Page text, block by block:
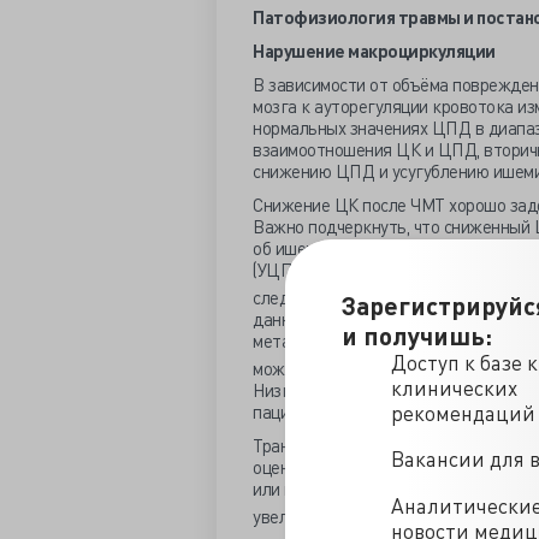
и получишь:
Доступ к базе
клинических
рекомендаций
Вакансии для
новости
Патофизиология травмы и
Нарушение макроциркуляции
В зависимости от объёма
мозга к ауторегуляции кровотока
нормальных значениях ЦПД в
взаимоотношения ЦК и ЦПД,
снижению ЦПД и усугублению
Снижение ЦК после ЧМТ хорошо
Важно подчеркнуть, что
об ишемии свидетельствует
(УЦПО
следствием чего будет адекватный
данном случае, причиной снижения
метаболическая ауторегуляция.
может удовлетворить потребность
Низкий ЦК и ишемия могут
пациентов ЦПД ненадёжный
Транскраниальное допплеровское
оценки перфузии головного мозга.
или пониженного PaСО
увеличенному индексу пульсации ИП